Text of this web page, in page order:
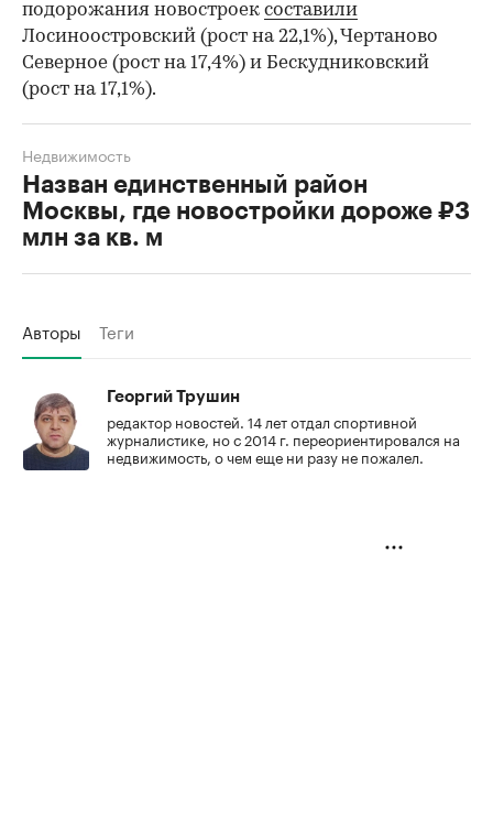
подорожания новостроек составили
Лосиноостровский (рост на 22,1%), Чертаново
Северное (рост на 17,4%) и Бескудниковский
(рост на 17,1%).
Назван единственный район
Москвы, где новостройки дороже ₽3
млн за кв. м
Недвижимость
Авторы Теги
Георгий Трушин
редактор новостей. 14 лет отдал спортивной
журналистике, но с 2014 г. переориентировался на
недвижимость, о чем еще ни разу не пожалел.